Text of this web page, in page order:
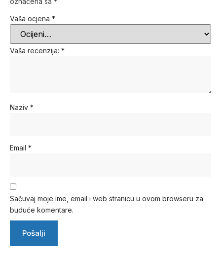
Vaša ocjena *
Vaša recenzija: *
Naziv *
Email *
Sačuvaj moje ime, email i web stranicu u ovom browseru za
buduće komentare.